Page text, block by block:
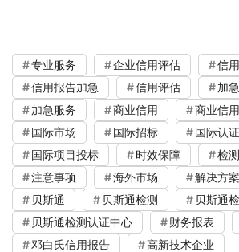
专业服务 企业信用评估
信
信用报告加急
信用评估
加
加急服务
商业信用
商业信
国际市场
国际招标
国际认证
国际项目投标
时效保障
检
注意事项
海外市场 解决方案
贝斯通
贝斯通检测
贝斯通
贝斯通检测认证中心
财务报表
邓白氏信用报告
高新技术企业